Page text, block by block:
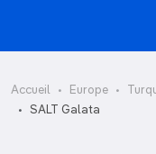
Accueil Europe
SALT Galata